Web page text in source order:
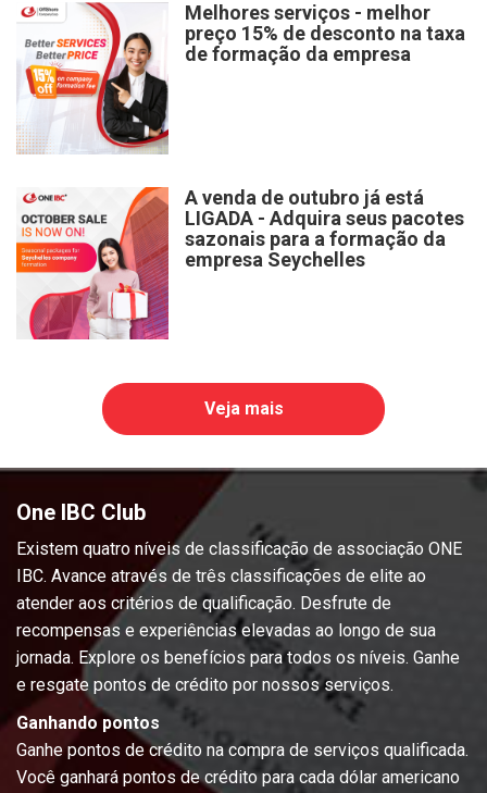
Melhores serviços - melhor
preço 15% de desconto na taxa
de formação da empresa
A venda de outubro já está
LIGADA - Adquira seus pacotes
sazonais para a formação da
empresa Seychelles
Veja mais
One IBC Club
Existem quatro níveis de classificação de associação ONE
IBC. Avance através de três classificações de elite ao
atender aos critérios de qualificação. Desfrute de
recompensas e experiências elevadas ao longo de sua
jornada. Explore os benefícios para todos os níveis. Ganhe
e resgate pontos de crédito por nossos serviços.
Ganhando pontos
Ganhe pontos de crédito na compra de serviços qualificada.
Você ganhará pontos de crédito para cada dólar americano